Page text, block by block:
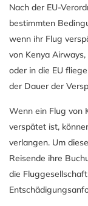
Nach der EU-
bestimmten
wenn ihr Flug
von Kenya
oder in die EU
der Dauer der
Wenn ein Flug von
verspätet ist,
verlangen. Um
Reisende ihre
die